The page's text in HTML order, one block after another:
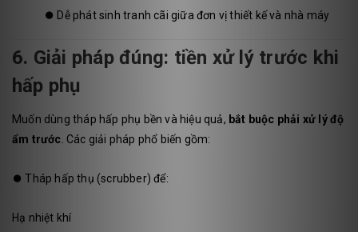
⏺️ Dễ phát sinh tranh cãi giữa đơn vị thiết kế và nhà máy
6. Giải pháp đúng: tiền xử lý trước khi
hấp phụ
Muốn dùng tháp hấp phụ bền và hiệu quả, bắt buộc phải xử lý độ
ẩm trước. Các giải pháp phổ biến gồm:
⏺️Tháp hấp thụ (scrubber) để:
Hạ nhiệt khí